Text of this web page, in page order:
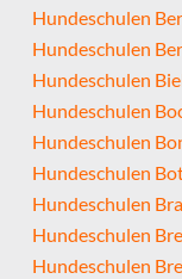
Hundeschulen
Hundeschulen
Hundeschulen
Hundeschulen
Hundeschulen
Hundeschulen
Hundeschulen
Hundeschulen
Hundeschulen